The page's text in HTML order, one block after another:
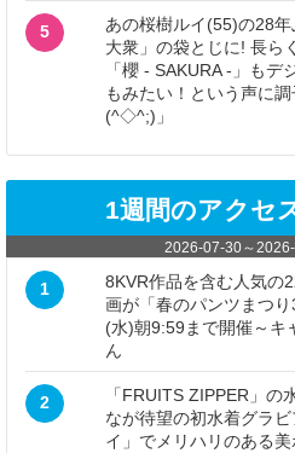
5
あの桜樹ルイ(55)の28
大衆」の袋とじに! 長ら
「櫻 - SAKURA -」も
もみたい！という声に
(^◇^;)」
1週間のアクセ
2026-07-30～
1
8KVR作品を含む人気の
画が「春のパンツまつ
(水)朝9:59まで開催～キ
ん
2
「FRUITS ZIPPER」の
なが待望の初水着グラ
イ」でメリハリのある